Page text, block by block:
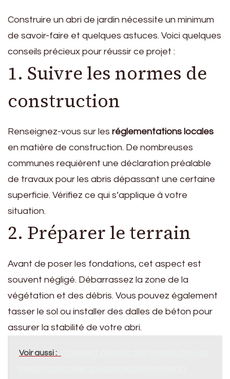
Construire un abri de jardin nécessite un minimum
de savoir-faire et quelques astuces. Voici quelques
conseils précieux pour réussir ce projet :
1. Suivre les normes de
construction
Renseignez-vous sur les réglementations locales
en matière de construction. De nombreuses
communes requièrent une déclaration préalable
de travaux pour les abris dépassant une certaine
superficie. Vérifiez ce qui s’applique à votre
situation.
2. Préparer le terrain
Avant de poser les fondations, cet aspect est
souvent négligé. Débarrassez la zone de la
végétation et des débris. Vous pouvez également
tasser le sol ou installer des dalles de béton pour
assurer la stabilité de votre abri.
Voir aussi :